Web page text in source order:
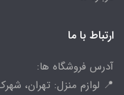
ارتباط با ما
آدرس فروشگاه ها:
📍 لوازم منزل: تهران،